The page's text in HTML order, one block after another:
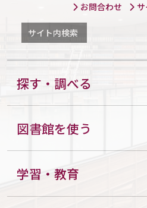
お問合わせ
サイト内検索
探す・調べる
図書館を使う
学習・教育